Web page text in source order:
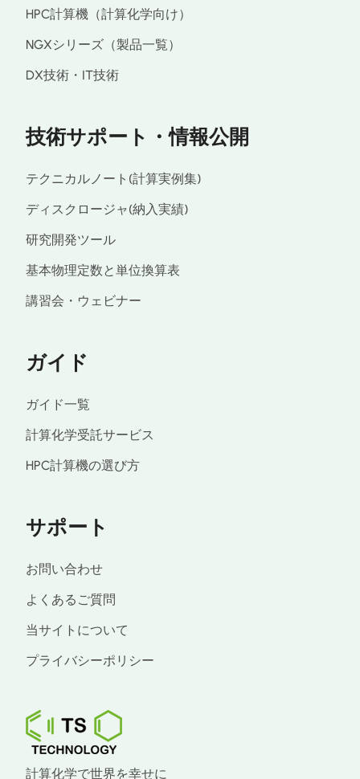
HPC計算機（計算化学向け）
NGXシリーズ（製品一覧）
DX技術・IT技術
技術サポート・情報公開
テクニカルノート(計算実例集)
ディスクロージャ(納入実績)
研究開発ツール
基本物理定数と単位換算表
講習会・ウェビナー
ガイド
ガイド一覧
計算化学受託サービス
HPC計算機の選び方
サポート
お問い合わせ
よくあるご質問
当サイトについて
プライバシーポリシー
計算化学で世界を幸せに